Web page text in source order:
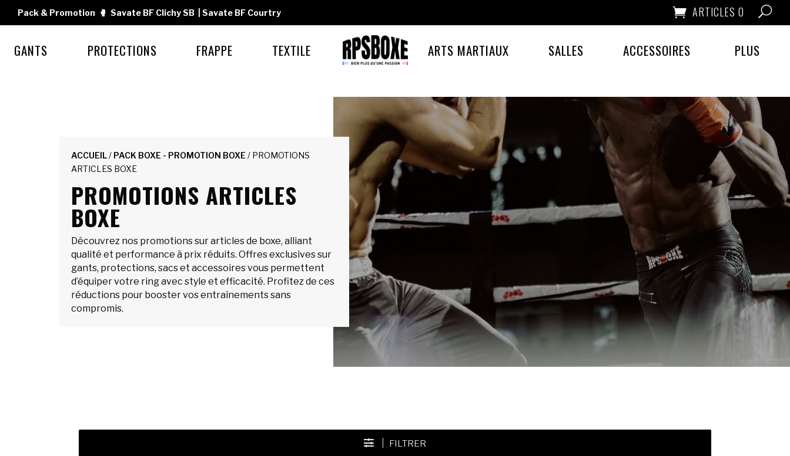
Pack & Promotion 🥊 Savate BF Clichy SB Savate BF Courtry ARTICLES 0
GANTS PROTECTIONS FRAPPE TEXTILE ARTS MARTIAUX SALLES ACCESSOIRES PLUS
ACCUEIL/ PACK BOXE - PROMOTION BOXE / PROMOTIONS
ARTICLES BOXE
PROMOTIONS ARTICLES
BOXE
Découvrez nos promotions sur articles de boxe, alliant
qualité et performance à prix réduits. Offres exclusives sur
gants, protections, sacs et accessoires vous permettent
d’équiper votre ring avec style et efficacité. Profitez de ces
réductions pour booster vos entraînements sans
compromis.
FILTRER